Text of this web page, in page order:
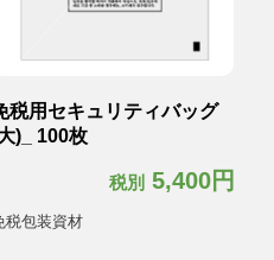
税用セキュリティバッグ
)_ 100枚
税別5,400円
税包装資材